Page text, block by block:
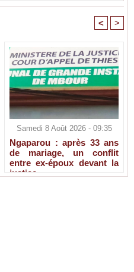
< >
Samedi 8 Août 2026 - 09:35
Ngaparou : après 33 ans
de mariage, un conflit
entre ex-époux devant la
justice